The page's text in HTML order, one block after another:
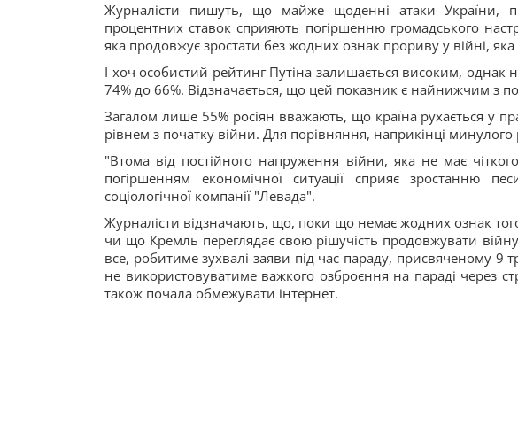
Журналісти пишуть, що майже щоденні атаки України,
процентних ставок сприяють погіршенню громадського
яка продовжує зростати без жодних ознак прориву у війні,
І хоч особистий рейтинг Путіна залишається високим, однак
74% до 66%. Відзначається, що цей показник є найнижчим з
Загалом лише 55% росіян вважають, що країна рухається у
рівнем з початку війни. Для порівняння, наприкінці
"Втома від постійного напруження війни, яка не має
погіршенням економічної ситуації сприяє зростанню
соціологічної компанії "Левада".
Журналісти відзначають, що, поки що немає жодних ознак
чи що Кремль переглядає свою рішучість продовжувати
все, робитиме зухвалі заяви під час параду, присвяченому
не використовуватиме важкого озброєння на параді через
також почала обмежувати інтернет.